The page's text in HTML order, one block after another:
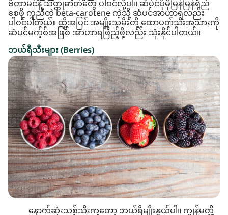
ဗီတာမင်နဲ့ သတ္တုဓာတ်တွေ ပါဝင်လို့ပါ။ ဆံပင်ပိုမိုမြန်မြန်ရှည်
စေဖို့ ကူညီတဲ့ beta-carotene ကဲ့သို့ ဆံပင်အာဟာရလည်း
ပါဝင်ပါတယ်။ ထို့အပြင် အမျိုးသမီးတို့ ထောပတ်သီးအသားကို
ဆံပင်မက့်စ်အဖြစ် အာဟာရဖြည့်ဖို့လည်း သုံးနိုင်ပါတယ်။
ဘယ်ရီသီးများ (Berries)
နောက်ဆုံးသစ်သီးကတော့ ဘယ်ရီမျိုးနွယ်ပါ။ ကျွန်မတို့